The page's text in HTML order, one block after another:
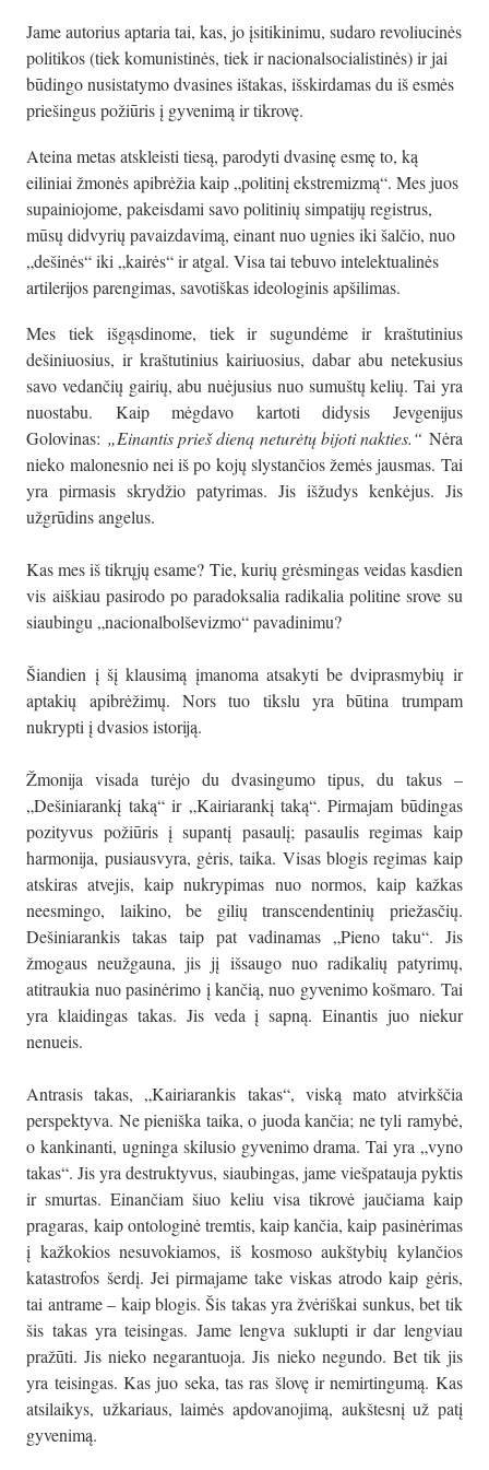
Jame autorius aptaria tai, kas, jo įsitikinimu, sudaro revoliucinės
politikos (tiek komunistinės, tiek ir nacionalsocialistinės) ir jai
būdingo nusistatymo dvasines ištakas, išskirdamas du iš esmės
priešingus požiūris į gyvenimą ir tikrovę.
Ateina metas atskleisti tiesą, parodyti dvasinę esmę to, ką
eiliniai žmonės apibrėžia kaip „politinį ekstremizmą“. Mes juos
supainiojome, pakeisdami savo politinių simpatijų registrus,
mūsų didvyrių pavaizdavimą, einant nuo ugnies iki šalčio, nuo
„dešinės“ iki „kairės“ ir atgal. Visa tai tebuvo intelektualinės
artilerijos parengimas, savotiškas ideologinis apšilimas.
Mes tiek išgąsdinome, tiek ir sugundėme ir kraštutinius
dešiniuosius, ir kraštutinius kairiuosius, dabar abu netekusius
savo vedančių gairių, abu nuėjusius nuo sumuštų kelių. Tai yra
nuostabu. Kaip mėgdavo kartoti didysis Jevgenijus
Golovinas: „Einantis prieš dieną neturėtų bijoti nakties.“ Nėra
nieko malonesnio nei iš po kojų slystančios žemės jausmas. Tai
yra pirmasis skrydžio patyrimas. Jis išžudys kenkėjus. Jis
užgrūdins angelus.
Kas mes iš tikrųjų esame? Tie, kurių grėsmingas veidas kasdien
vis aiškiau pasirodo po paradoksalia radikalia politine srove su
siaubingu „nacionalbolševizmo“ pavadinimu?
Šiandien į šį klausimą įmanoma atsakyti be dviprasmybių ir
aptakių apibrėžimų. Nors tuo tikslu yra būtina trumpam
nukrypti į dvasios istoriją.
Žmonija visada turėjo du dvasingumo tipus, du takus –
„Dešiniarankį taką“ ir „Kairiarankį taką“. Pirmajam būdingas
pozityvus požiūris į supantį pasaulį; pasaulis regimas kaip
harmonija, pusiausvyra, gėris, taika. Visas blogis regimas kaip
atskiras atvejis, kaip nukrypimas nuo normos, kaip kažkas
neesmingo, laikino, be gilių transcendentinių priežasčių.
Dešiniarankis takas taip pat vadinamas „Pieno taku“. Jis
žmogaus neužgauna, jis jį išsaugo nuo radikalių patyrimų,
atitraukia nuo pasinėrimo į kančią, nuo gyvenimo košmaro. Tai
yra klaidingas takas. Jis veda į sapną. Einantis juo niekur
nenueis.
Antrasis takas, „Kairiarankis takas“, viską mato atvirkščia
perspektyva. Ne pieniška taika, o juoda kančia; ne tyli ramybė,
o kankinanti, ugninga skilusio gyvenimo drama. Tai yra „vyno
takas“. Jis yra destruktyvus, siaubingas, jame viešpatauja pyktis
ir smurtas. Einančiam šiuo keliu visa tikrovė jaučiama kaip
pragaras, kaip ontologinė tremtis, kaip kančia, kaip pasinėrimas
į kažkokios nesuvokiamos, iš kosmoso aukštybių kylančios
katastrofos šerdį. Jei pirmajame take viskas atrodo kaip gėris,
tai antrame – kaip blogis. Šis takas yra žvėriškai sunkus, bet tik
šis takas yra teisingas. Jame lengva suklupti ir dar lengviau
pražūti. Jis nieko negarantuoja. Jis nieko negundo. Bet tik jis
yra teisingas. Kas juo seka, tas ras šlovę ir nemirtingumą. Kas
atsilaikys, užkariaus, laimės apdovanojimą, aukštesnį už patį
gyvenimą.